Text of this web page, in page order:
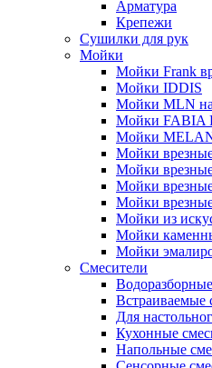
Арматура
Крепежи
Сушилки для рук
Мойки
Мойки Frank
Мойки IDDIS
Мойки MLN
Мойки FABIA
Мойки
Мойки
Мойки
Мойки
Мойки
Мойки из
Мойки
Мойки
Смесители
Встраиваемые
Для
Кухонные
Напольные